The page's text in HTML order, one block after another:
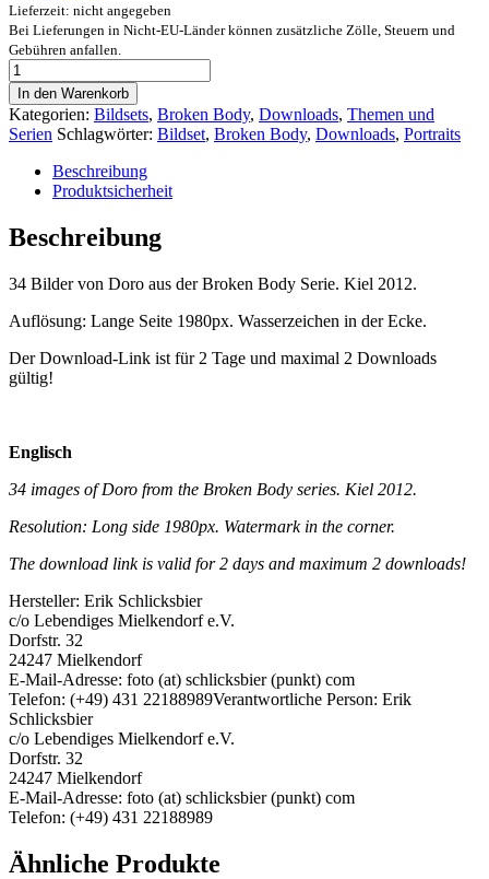
Lieferzeit: nicht angegeben
Bei Lieferungen in Nicht-EU-Länder können zusätzliche Zölle, Steuern und
Gebühren anfallen.
Broken
Body
Serie
-
"Doro"
(Download)
[Digital]
Menge
In den Warenkorb
Kategorien: Bildsets, Broken Body, Downloads, Themen und
Serien Schlagwörter: Bildset, Broken Body, Downloads, Portraits
Beschreibung
Produktsicherheit
Beschreibung
34 Bilder von Doro aus der Broken Body Serie. Kiel 2012.
Auflösung: Lange Seite 1980px. Wasserzeichen in der Ecke.
Der Download-Link ist für 2 Tage und maximal 2 Downloads
gültig!
Englisch
34 images of Doro from the Broken Body series. Kiel 2012.
Resolution: Long side 1980px. Watermark in the corner.
The download link is valid for 2 days and maximum 2 downloads!
Hersteller: Erik Schlicksbier
c/o Lebendiges Mielkendorf e.V.
Dorfstr. 32
24247 Mielkendorf
E-Mail-Adresse: foto (at) schlicksbier (punkt) com
Telefon: (+49) 431 22188989Verantwortliche Person: Erik
Schlicksbier
c/o Lebendiges Mielkendorf e.V.
Dorfstr. 32
24247 Mielkendorf
E-Mail-Adresse: foto (at) schlicksbier (punkt) com
Telefon: (+49) 431 22188989
Ähnliche Produkte